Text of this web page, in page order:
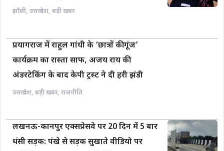
झाँसी, उत्तरप्रदेश, बड़ी खबर
प्रयागराज में राहुल गांधी के ‘छात्रों की गूंज’
कार्यक्रम का रास्ता साफ, अजय राय की
अंडरटेकिंग के बाद केपी ट्रस्ट ने दी हरी झंडी
उत्तरप्रदेश, बड़ी खबर, राजनीति
लखनऊ-कानपुर एक्सप्रेसवे पर 20 दिन में 5 बार
धंसी सड़क: पंखे से सड़क सुखाते वीडियो पर